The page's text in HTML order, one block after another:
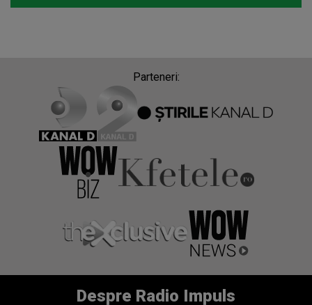
Parteneri:
Despre Radio Impuls